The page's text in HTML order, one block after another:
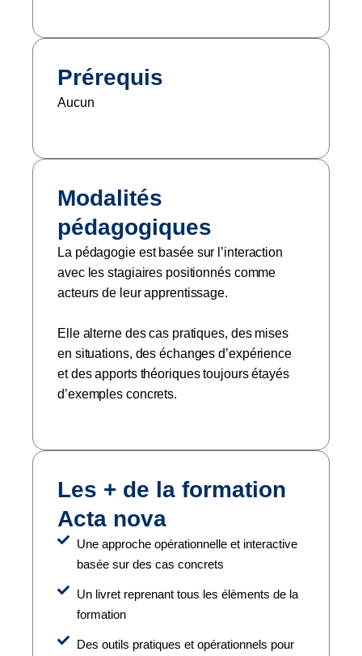
Prérequis
Aucun
Modalités
pédagogiques
La pédagogie est basée sur l’interaction
avec les stagiaires positionnés comme
acteurs de leur apprentissage.
Elle alterne des cas pratiques, des mises
en situations, des échanges d’expérience
et des apports théoriques toujours étayés
d’exemples concrets.
Les + de la formation
Acta nova
Une approche opérationnelle et interactive
basée sur des cas concrets
Un livret reprenant tous les élèments de la
formation
Des outils pratiques et opérationnels pour